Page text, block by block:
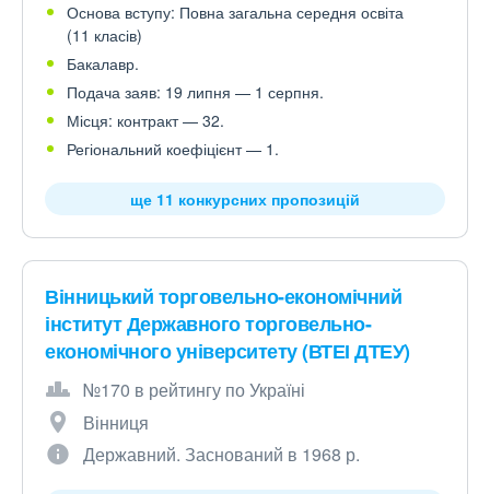
Основа вступу: Повна загальна середня освіта
(11 класів)
Бакалавр.
Подача заяв: 19 липня — 1 серпня.
Місця: контракт — 32.
Регіональний коефіцієнт — 1.
ще 11 конкурсних пропозицій
Вінницький торговельно-економічний
інститут Державного торговельно-
економічного університету (ВТЕІ ДТЕУ)
№170 в рейтингу по Україні
Вінниця
Державний. Заснований в 1968 р.